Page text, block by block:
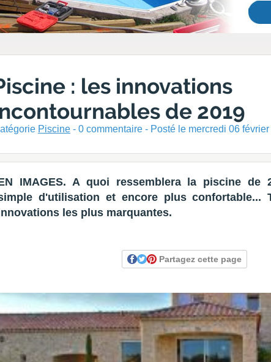
: les innovations
de 2019
Piscine - 0 commentaire - Posté le mercredi 06
IMAGES. A quoi ressemblera la piscine de
d'utilisation et encore plus confortable...
les plus marquantes.
Partagez cette page